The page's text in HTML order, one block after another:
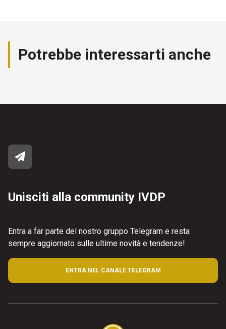
Potrebbe interessarti anche
Unisciti alla community IVDP
Entra a far parte del nostro gruppo Telegram e resta
sempre aggiornato sulle ultime novità e tendenze!
ENTRA NEL CANALE TELEGRAM